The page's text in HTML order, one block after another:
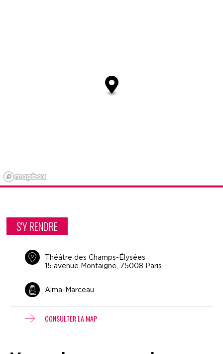
S'Y RENDRE
Théâtre des Champs-Élysées
15 avenue Montaigne, 75008 Paris
Alma-Marceau
CONSULTER LA MAP